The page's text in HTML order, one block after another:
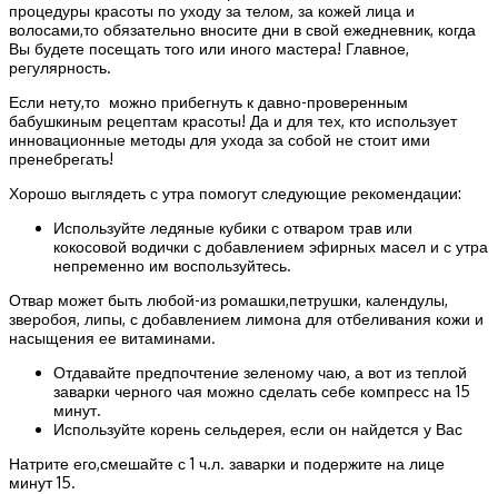
процедуры красоты по уходу за телом, за кожей лица и
волосами,то обязательно вносите дни в свой ежедневник, когда
Вы будете посещать того или иного мастера! Главное,
регулярность.
Если нету,то можно прибегнуть к давно-проверенным
бабушкиным рецептам красоты! Да и для тех, кто использует
инновационные методы для ухода за собой не стоит ими
пренебрегать!
Хорошо выглядеть с утра помогут следующие рекомендации:
Используйте ледяные кубики с отваром трав или
кокосовой водички с добавлением эфирных масел и с утра
непременно им воспользуйтесь.
Отвар может быть любой-из ромашки,петрушки, календулы,
зверобоя, липы, с добавлением лимона для отбеливания кожи и
насыщения ее витаминами.
Отдавайте предпочтение зеленому чаю, а вот из теплой
заварки черного чая можно сделать себе компресс на 15
минут.
Используйте корень сельдерея, если он найдется у Вас
Натрите его,смешайте с 1 ч.л. заварки и подержите на лице
минут 15.